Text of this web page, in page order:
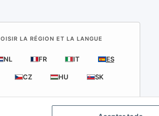
LA RÉGION ET LA LANGUE
NL FR IT ES
CZ HU SK